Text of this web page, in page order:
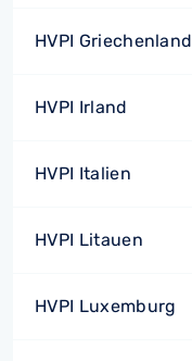
HVPI Griechenland
HVPI Irland
HVPI Italien
HVPI Litauen
HVPI Luxemburg